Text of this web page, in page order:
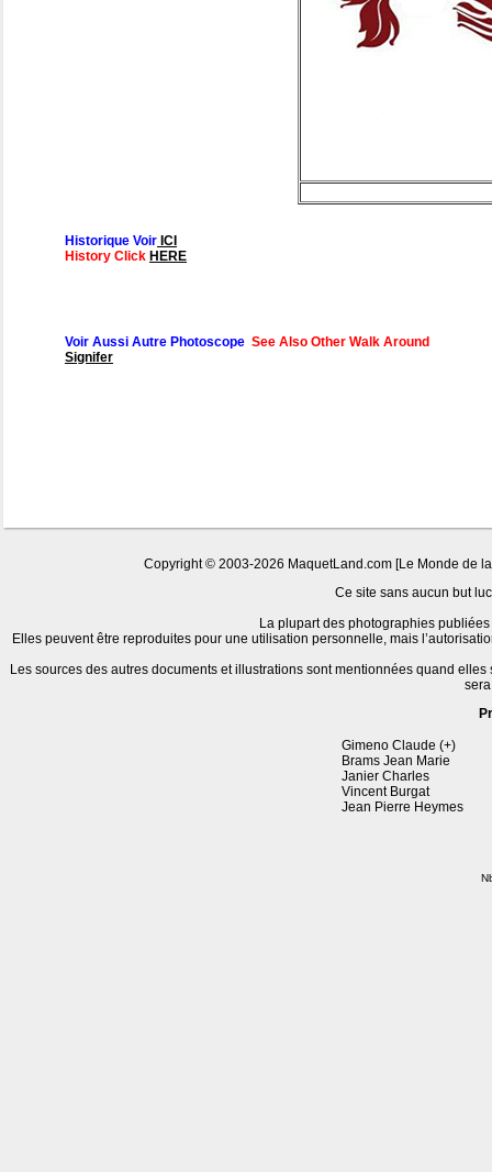
Historique Voir ICI
History Click HERE
Voir Aussi Autre Photoscope See Also Other Walk Around
Signifer
Copyright © 2003-2026 MaquetLand.com [Le Monde de
Ce site sans aucun but
La plupart des photographies
Elles peuvent être reproduites pour une utilisation personnelle, mais
Les sources des autres documents et illustrations sont mentionnées quand
Gimeno Claude (+)
Brams Jean Marie
Janier Charles
Vincent Burgat
Jean Pierre Heymes